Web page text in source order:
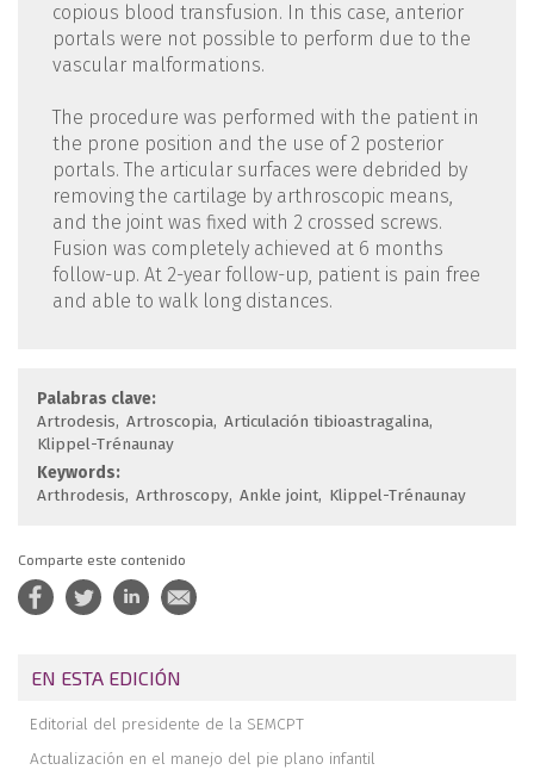
copious blood transfusion. In this case, anterior
portals were not possible to perform due to the
vascular malformations.
The procedure was performed with the patient in
the prone position and the use of 2 posterior
portals. The articular surfaces were debrided by
removing the cartilage by arthroscopic means,
and the joint was fixed with 2 crossed screws.
Fusion was completely achieved at 6 months
follow-up. At 2-year follow-up, patient is pain free
and able to walk long distances.
Palabras clave:
Artrodesis Artroscopia Articulación tibioastragalina
Klippel-Trénaunay
Keywords:
Arthrodesis Arthroscopy Ankle joint Klippel-Trénaunay
Comparte este contenido
EN ESTA EDICIÓN
Editorial del presidente de la SEMCPT
Actualización en el manejo del pie plano infantil